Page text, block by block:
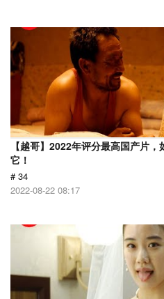
【越哥】2022年评分最高国产片
它！
# 34
2022-08-22 08:17